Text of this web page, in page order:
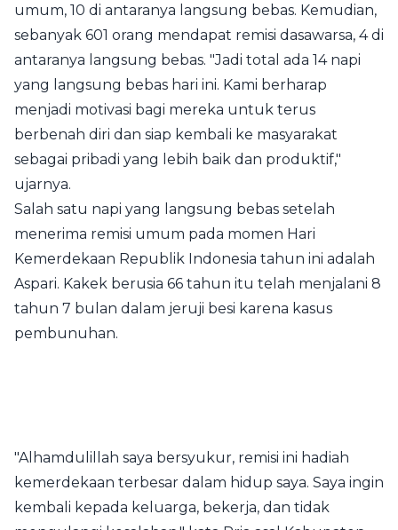
umum, 10 di antaranya langsung bebas. Kemudian,
sebanyak 601 orang mendapat remisi dasawarsa, 4 di
antaranya langsung bebas. "Jadi total ada 14 napi
yang langsung bebas hari ini. Kami berharap
menjadi motivasi bagi mereka untuk terus
berbenah diri dan siap kembali ke masyarakat
sebagai pribadi yang lebih baik dan produktif,"
ujarnya.
Salah satu napi yang langsung bebas setelah
menerima remisi umum pada momen Hari
Kemerdekaan Republik Indonesia tahun ini adalah
Aspari. Kakek berusia 66 tahun itu telah menjalani 8
tahun 7 bulan dalam jeruji besi karena kasus
pembunuhan.
"Alhamdulillah saya bersyukur, remisi ini hadiah
kemerdekaan terbesar dalam hidup saya. Saya ingin
kembali kepada keluarga, bekerja, dan tidak